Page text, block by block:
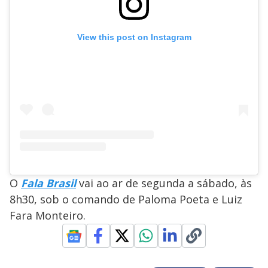
View this post on Instagram
O Fala Brasilvai ao ar de segunda a sábado, às
8h30, sob o comando de Paloma Poeta e Luiz
Fara Monteiro.